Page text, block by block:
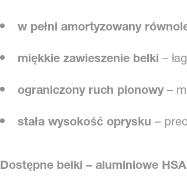
w pełni amortyzowany
miękkie zawieszenie belki –
ograniczony ruch pionowy–
stała wysokość oprysku –
Dostępne belki – aluminiowe